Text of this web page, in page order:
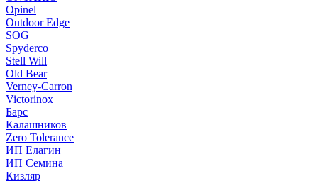
Opinel
Outdoor Edge
SOG
Spyderco
Stell Will
Old Bear
Verney-Carron
Victorinox
Барс
Калашников
Zero Tolerance
ИП Елагин
ИП Семина
Кизляр